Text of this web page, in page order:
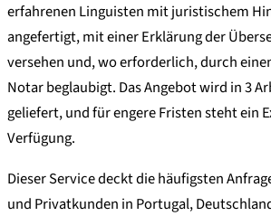
erfahrenen Linguisten mit juristischem
angefertigt, mit einer Erklärung der
versehen und, wo erforderlich, durch
Notar beglaubigt. Das Angebot wird in 3
geliefert, und für engere Fristen steht ein
Verfügung.
Dieser Service deckt die häufigsten
und Privatkunden in Portugal,